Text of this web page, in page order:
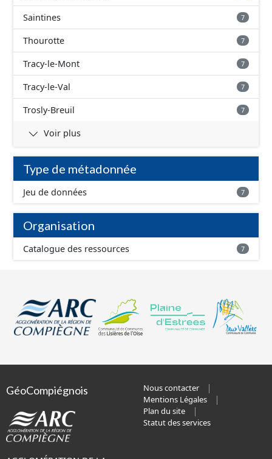
Saintines 7
Thourotte 7
Tracy-le-Mont 7
Tracy-le-Val 7
Trosly-Breuil 7
Voir plus
Type de métadonnée
Jeu de données 7
Organisation
Catalogue des ressources 7
GéoCompiégnois
Nous contacter
Mentions Légales
Plan du site
Statut des services